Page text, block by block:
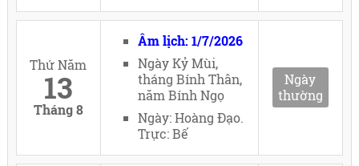
Thứ Năm
13
Tháng 8
Âm lịch: 1/7/2026
Ngày Kỷ Mùi,
tháng Bính Thân,
năm Bính Ngọ
Ngày: Hoàng Đạo.
Trực: Bế
Ngày
thường